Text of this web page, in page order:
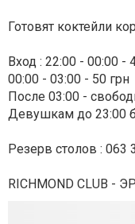
Готовят коктейли
Вход : 22:00 - 00:00 -
00:00 - 03:00 - 50 грн
После 03:00 -
Девушкам до 23:00
Резерв столов : 063
RICHMOND CLUB